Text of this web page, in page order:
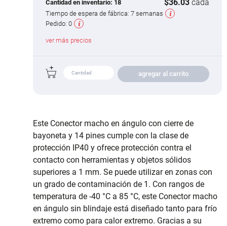
Cantidad en inventario: 18 $36.03 cada
Tiempo de espera de fábrica: 7 semanas
Pedido: 0
ver más precios
agregar al carrito
Este Conector macho en ángulo con cierre de
bayoneta y 14 pines cumple con la clase de
protección IP40 y ofrece protección contra el
contacto con herramientas y objetos sólidos
superiores a 1 mm. Se puede utilizar en zonas con
un grado de contaminación de 1. Con rangos de
temperatura de -40 °C a 85 °C, este Conector macho
en ángulo sin blindaje está diseñado tanto para frío
extremo como para calor extremo. Gracias a su